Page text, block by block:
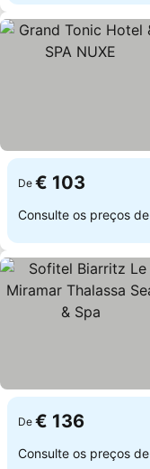
De € 103
Consulte os preços de
De € 136
Consulte os preços de